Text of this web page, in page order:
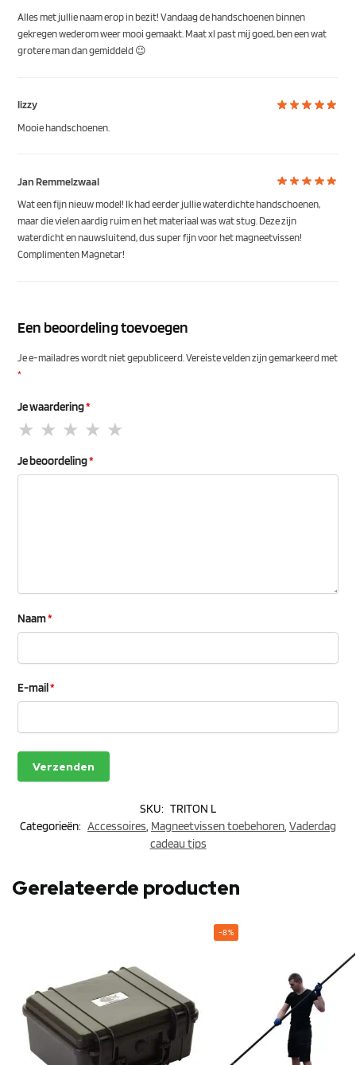
Alles met jullie naam erop in bezit! Vandaag de handschoenen binnen
gekregen wederom weer mooi gemaakt. Maat xl past mij goed, ben een wat
grotere man dan gemiddeld 😉
lizzy
Mooie handschoenen.
Jan Remmelzwaal
Wat een fijn nieuw model! Ik had eerder jullie waterdichte handschoenen,
maar die vielen aardig ruim en het materiaal was wat stug. Deze zijn
waterdicht en nauwsluitend, dus super fijn voor het magneetvissen!
Complimenten Magnetar!
Een beoordeling toevoegen
Je e-mailadres wordt niet gepubliceerd. Vereiste velden zijn gemarkeerd met
*
Je waardering*
Je beoordeling*
Naam*
E-mail*
SKU: TRITON L
Categorieën: Accessoires, Magneetvissen toebehoren, Vaderdag
cadeau tips
Gerelateerde producten
-8%